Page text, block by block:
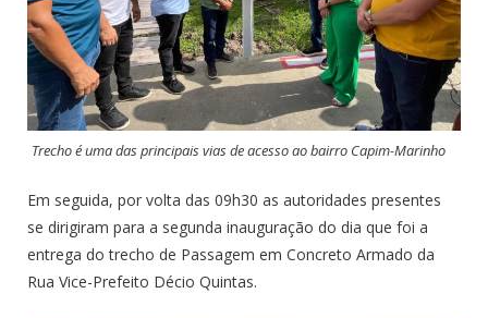
Trecho é uma das principais vias de acesso ao bairro Capim-Marinho
Em seguida, por volta das 09h30 as autoridades presentes
se dirigiram para a segunda inauguração do dia que foi a
entrega do trecho de Passagem em Concreto Armado da
Rua Vice-Prefeito Décio Quintas.